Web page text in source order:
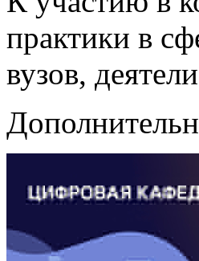
практики в
вузов,